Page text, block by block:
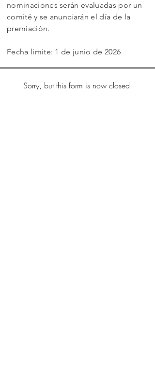
nominaciones serán evaluadas por un
comité y se anunciarán el día de la
premiación.
Fecha limite: 1 de junio de 2026
Sorry, but this form is now closed.